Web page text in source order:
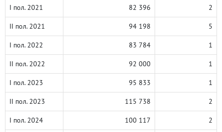
I пол. 2021 82 396 2
II пол. 2021 94 198 5
I пол. 2022 83 784 1
II пол. 2022 92 000 1
I пол. 2023 95 833 1
II пол. 2023 115 738 2
I пол. 2024 100 117 2